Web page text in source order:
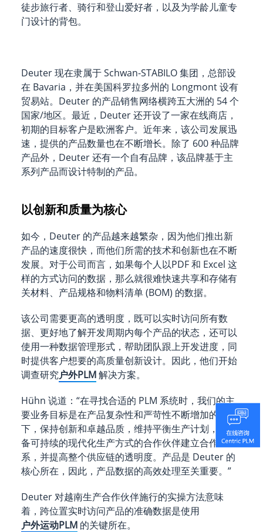
徒步旅行者、骑行和登山爱好者，以及为学龄儿童专
门设计的背包。
Deuter 现在隶属于 Schwan-STABILO 集团，总部设
在 Bavaria，并在美国科罗拉多州的 Longmont 设有
贸易站。Deuter 的产品销售网络横跨五大洲的 54 个
国家/地区。最近，Deuter 还开设了一家在线商店，
初期的目标客户是欧洲客户。近年来，该公司发展迅
速，提供的产品数量也在不断增长。除了 600 种品牌
产品外，Deuter 还有一个自有品牌，该品牌基于主
系列产品而设计特制的产品。
以创新和质量为核心
如今，Deuter 的产品越来越繁杂，因为他们推出新
产品的速度很快，而他们所需的技术和创新也在不断
发展。对于公司而言，如果每个人以PDF 和 Excel 这
样的方式访问的数据，那么就很难快速共享和存储有
关材料、产品规格和物料清单 (BOM) 的数据。
该公司需要更高的透明度，既可以实时访问所有数
据、更好地了解开发周期内每个产品的状态，还可以
使用一种数据管理形式，帮助团队跟上开发进度，同
时提供客户想要的高质量创新设计。因此，他们开始
调查研究户外PLM解决方案。
Hühn 说道：“在寻找合适的 PLM 系统时，我们的主
要业务目标是在产品复杂性和严苛性不断增加的情况
下，保持创新和卓越品质，维持平衡生产计划，与具
备可持续的现代化生产方式的合作伙伴建立合作关
系，并提高整个供应链的透明度。产品是 Deuter 的
核心所在，因此，产品数据的高效处理至关重要。”
Deuter 对越南生产合作伙伴施行的实操方法意味
着，跨位置实时访问产品的准确数据是使用
户外运动PLM 的关键所在。